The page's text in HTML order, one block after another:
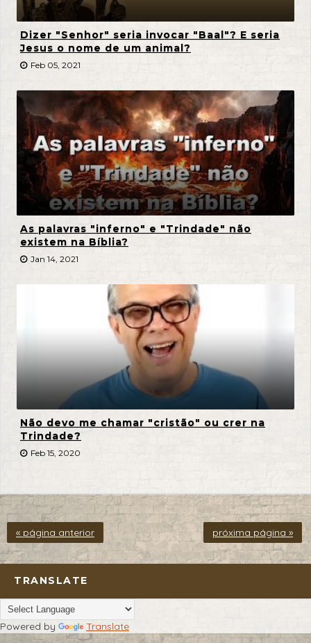
Dizer "Senhor" seria invocar "Baal"? E seria
Jesus o nome de um animal?
Feb 05, 2021
As palavras "inferno" e "Trindade" não
existem na Bíblia?
Jan 14, 2021
Não devo me chamar "cristão" ou crer na
Trindade?
Feb 15, 2020
« página anterior próxima página »
TRANSLATE
Powered by Translate